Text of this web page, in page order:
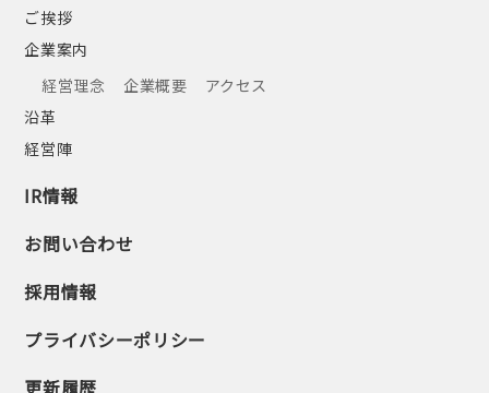
ご挨拶
企業案内
経営理念
企業概要
アクセス
沿革
経営陣
IR情報
お問い合わせ
採用情報
プライバシーポリシー